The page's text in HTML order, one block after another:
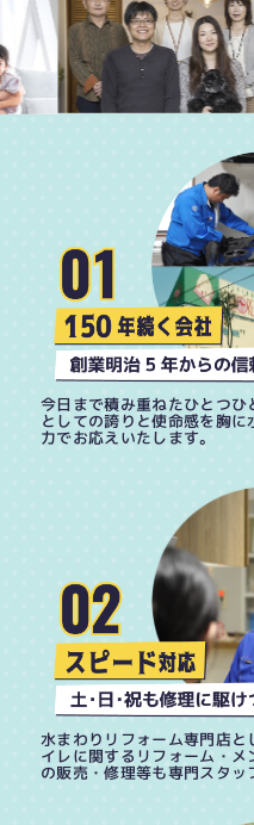
今日まで積み重ねたひとつ
としての誇りと使命感を胸
力でお応えいたします。
水まわりリフォーム専門店
イレに関するリフォーム・
の販売・修理等も専門スタッ